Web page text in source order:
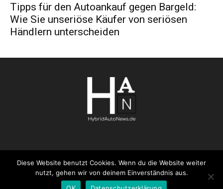
Tipps für den Autoankauf gegen Bargeld:
Wie Sie unseriöse Käufer von seriösen
Händlern unterscheiden
AGB Datenschutzerklärung FAQ Kontakt
Impressum
Pressemitteilung veröffentlichen
Diese Website benutzt Cookies. Wenn du die Website weiter
nutzt, gehen wir von deinem Einverständnis aus.